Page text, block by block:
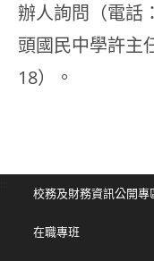
辦人詢問（電話
頭國民中學許主
18）。
校務及財務資訊公開專
在職專班